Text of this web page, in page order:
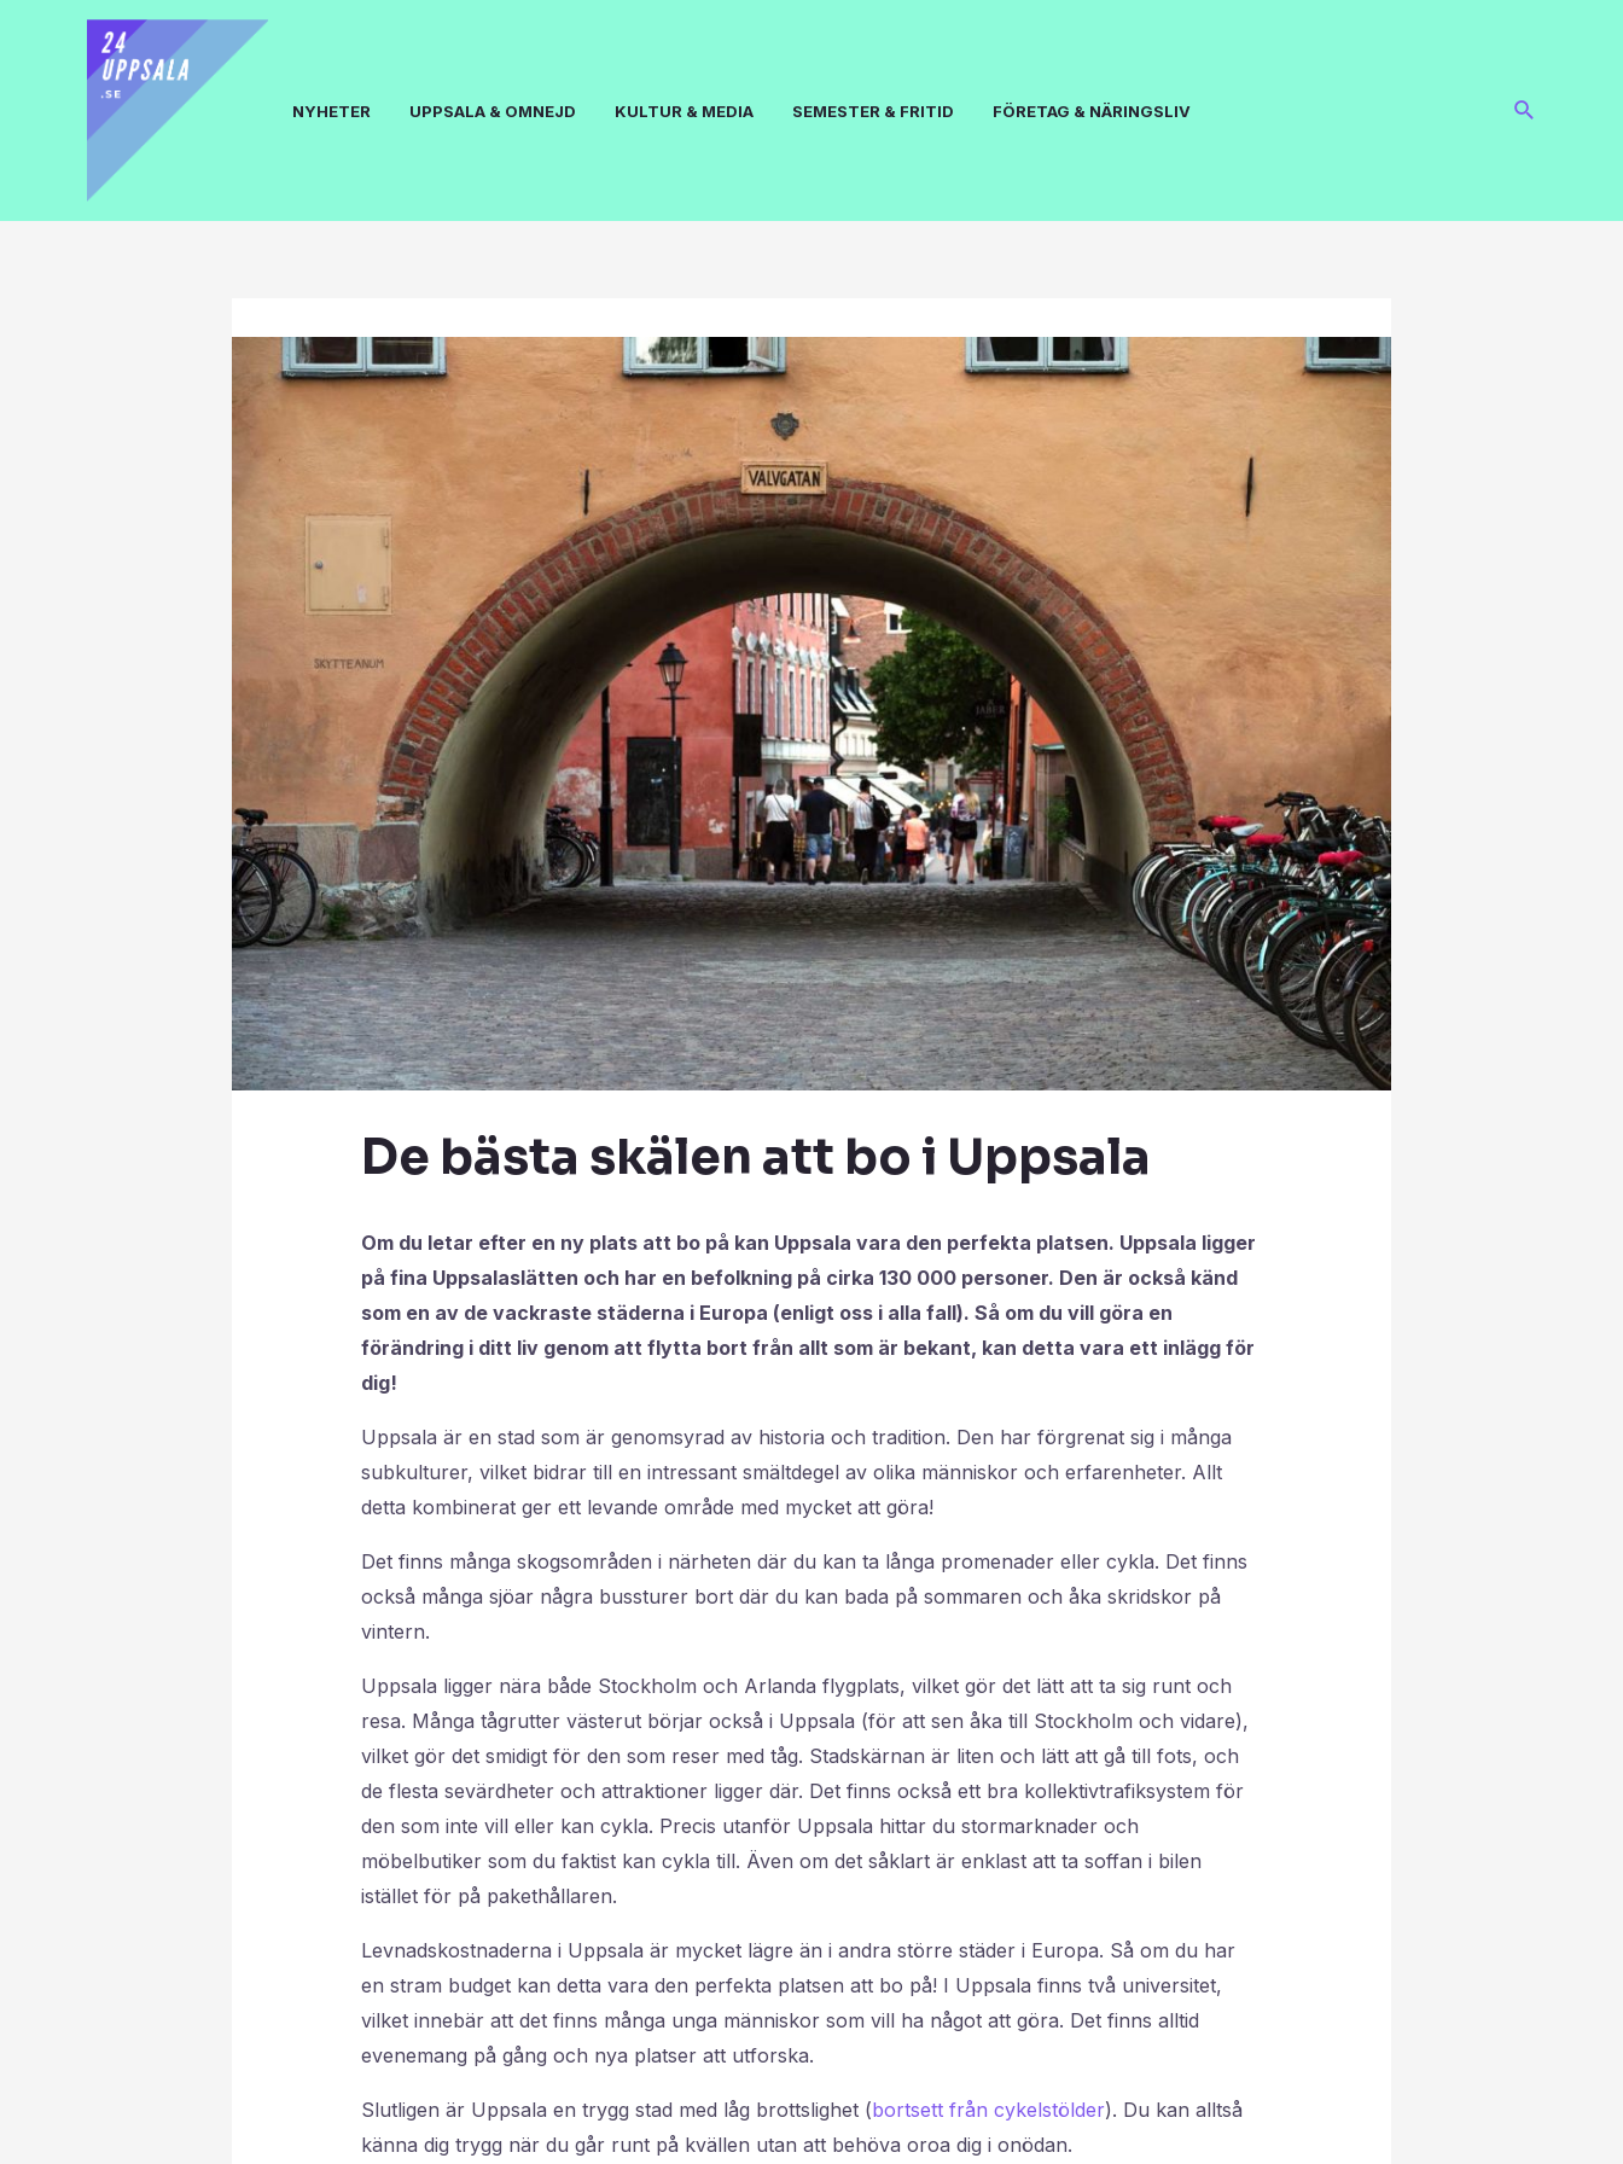
NYHETER UPPSALA & OMNEJD KULTUR & MEDIA SEMESTER & FRITID FÖRETAG & NÄRINGSLIV
De bästa skälen att bo i Uppsala
Om du letar efter en ny plats att bo på kan Uppsala vara den perfekta platsen. Uppsala ligger
på fina Uppsalaslätten och har en befolkning på cirka 130 000 personer. Den är också känd
som en av de vackraste städerna i Europa (enligt oss i alla fall). Så om du vill göra en
förändring i ditt liv genom att flytta bort från allt som är bekant, kan detta vara ett inlägg för
dig!
Uppsala är en stad som är genomsyrad av historia och tradition. Den har förgrenat sig i många
subkulturer, vilket bidrar till en intressant smältdegel av olika människor och erfarenheter. Allt
detta kombinerat ger ett levande område med mycket att göra!
Det finns många skogsområden i närheten där du kan ta långa promenader eller cykla. Det finns
också många sjöar några bussturer bort där du kan bada på sommaren och åka skridskor på
vintern.
Uppsala ligger nära både Stockholm och Arlanda flygplats, vilket gör det lätt att ta sig runt och
resa. Många tågrutter västerut börjar också i Uppsala (för att sen åka till Stockholm och vidare),
vilket gör det smidigt för den som reser med tåg. Stadskärnan är liten och lätt att gå till fots, och
de flesta sevärdheter och attraktioner ligger där. Det finns också ett bra kollektivtrafiksystem för
den som inte vill eller kan cykla. Precis utanför Uppsala hittar du stormarknader och
möbelbutiker som du faktist kan cykla till. Även om det såklart är enklast att ta soffan i bilen
istället för på pakethållaren.
Levnadskostnaderna i Uppsala är mycket lägre än i andra större städer i Europa. Så om du har
en stram budget kan detta vara den perfekta platsen att bo på! I Uppsala finns två universitet,
vilket innebär att det finns många unga människor som vill ha något att göra. Det finns alltid
evenemang på gång och nya platser att utforska.
Slutligen är Uppsala en trygg stad med låg brottslighet (bortsett från cykelstölder). Du kan alltså
känna dig trygg när du går runt på kvällen utan att behöva oroa dig i onödan.